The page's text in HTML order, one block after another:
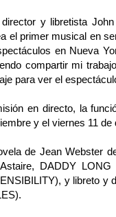
y libretista
el primer musical en
en Nueva
compartir mi
para ver el
en directo, la
y el viernes 11
de Jean Webster
DADDY
y libreto y